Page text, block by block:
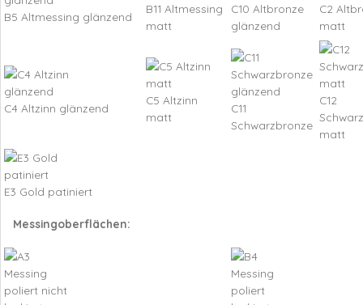
B5 Altmessing glänzend
B11 Altmessing
matt
C10 Altbronze
glänzend
C2
matt
C4 Altzinn glänzend
C5 Altzinn
matt
C11
Schwarzbronze
C12
matt
E3 Gold patiniert
Messingoberflächen: